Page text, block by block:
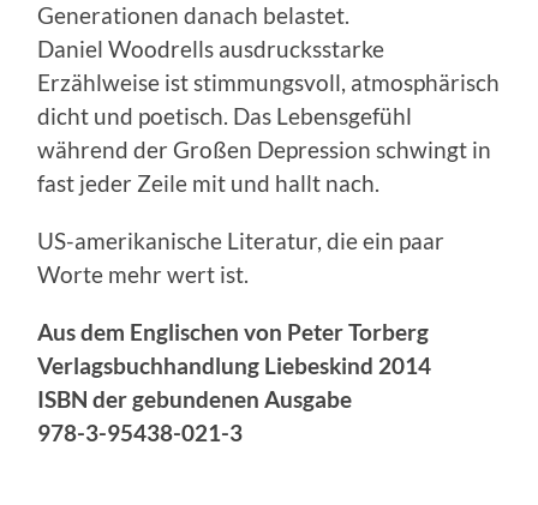
Generationen danach belastet.
Daniel Woodrells ausdrucksstarke
Erzählweise ist stimmungsvoll, atmosphärisch
dicht und poetisch. Das Lebensgefühl
während der Großen Depression schwingt in
fast jeder Zeile mit und hallt nach.
US-amerikanische Literatur, die ein paar
Worte mehr wert ist.
Aus dem Englischen von Peter Torberg
Verlagsbuchhandlung Liebeskind 2014
ISBN der gebundenen Ausgabe
978-3-95438-021-3